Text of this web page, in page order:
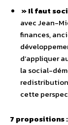
» Il faut
avec Jean-
finances,
d’appliquer
la social-
cette
7 propositions :